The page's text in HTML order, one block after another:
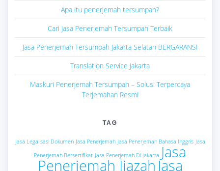
Apa itu penerjemah tersumpah?
Cari Jasa Penerjemah Tersumpah Terbaik
Jasa Penerjemah Tersumpah Jakarta Selatan BERGARANSI
Translation Service Jakarta
Maskuri Penerjemah Tersumpah – Solusi Terpercaya
Terjemahan Resmi
TAG
Jasa Legalisasi Dokumen Jasa Penerjemah Jasa Penerjemah Bahasa Inggris Jasa
Penerjemah Bersertifikat Jasa Penerjemah Di Jakarta Jasa
Penerjemah Ijazah Jasa